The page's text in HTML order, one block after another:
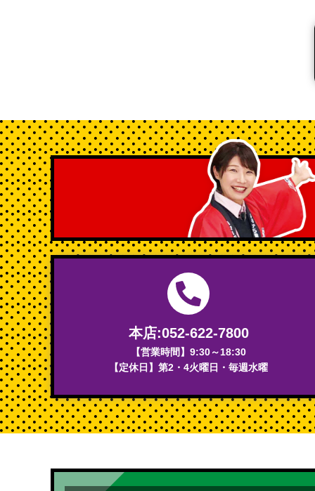
本店:052-622-7800
【営業時間】9:30～18:30
【定休日】第2・4火曜日・毎週水曜